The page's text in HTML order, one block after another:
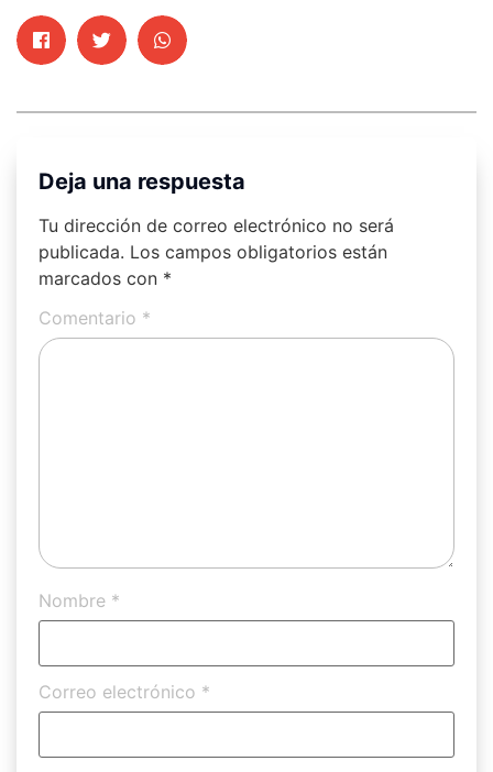
Deja una respuesta
Tu dirección de correo electrónico no será
publicada. Los campos obligatorios están
marcados con *
Comentario *
Nombre *
Correo electrónico *